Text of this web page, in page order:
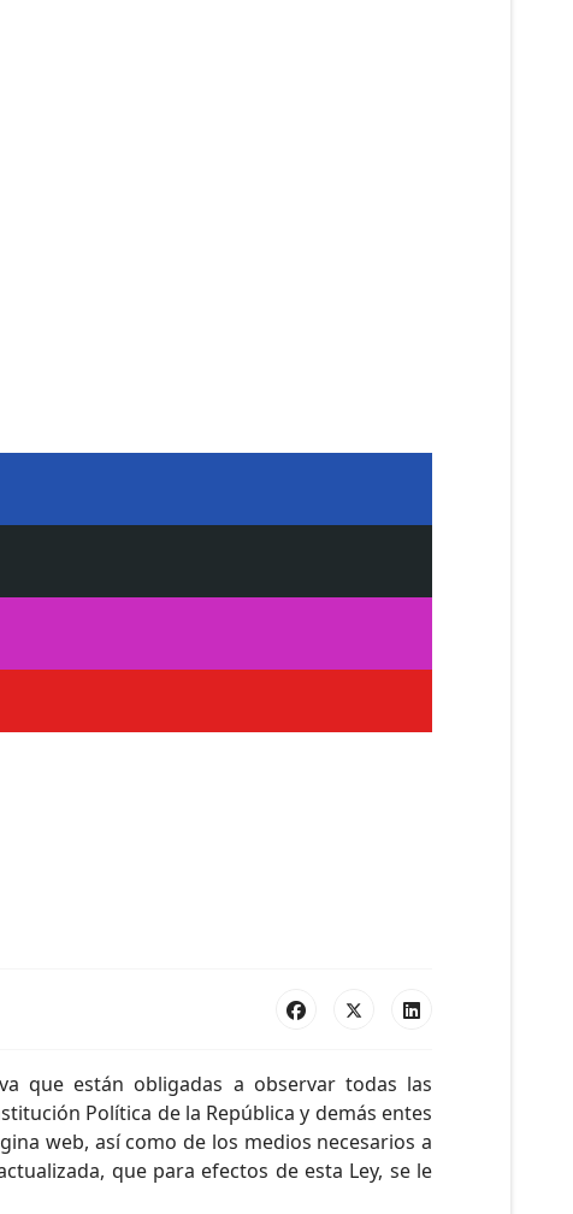
que están obligadas a observar todas las
Política de la República y demás entes
web, así como de los medios necesarios a
que para efectos de esta Ley, se le